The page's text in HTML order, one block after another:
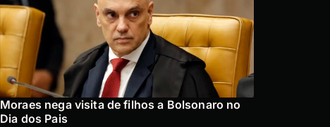
Moraes nega visita de filhos a Bolsonaro no
Dia dos Pais